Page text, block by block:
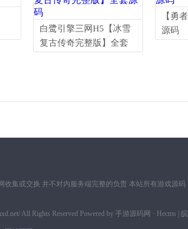
白鹭引擎三网H5【冰雪
复古传奇完整版】全套
【勇
源码
收集或交换 并不对内服务端完整的负责 本站所有游戏源
All Rights Reserved Powered by 手游源码网 · Hecms |